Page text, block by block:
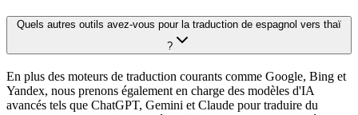
Quels autres outils avez-vous pour la traduction de espagnol vers thaï
?
En plus des moteurs de traduction courants comme Google, Bing et
Yandex, nous prenons également en charge des modèles d'IA
avancés tels que ChatGPT, Gemini et Claude pour traduire du